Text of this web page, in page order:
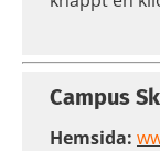
Campus
Hemsida: